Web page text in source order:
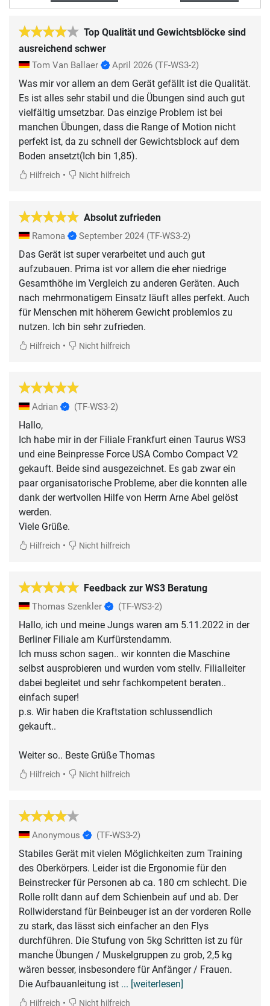
Top Qualität und Gewichtsblöcke sind
ausreichend schwer
Tom Van Ballaer April 2026 (TF-WS3-2)
Was mir vor allem an dem Gerät gefällt ist die Qualität.
Es ist alles sehr stabil und die Übungen sind auch gut
vielfältig umsetzbar. Das einzige Problem ist bei
manchen Übungen, dass die Range of Motion nicht
perfekt ist, da zu schnell der Gewichtsblock auf dem
Boden ansetzt(Ich bin 1,85).
Hilfreich • Nicht hilfreich
Absolut zufrieden
Ramona September 2024 (TF-WS3-2)
Das Gerät ist super verarbeitet und auch gut
aufzubauen. Prima ist vor allem die eher niedrige
Gesamthöhe im Vergleich zu anderen Geräten. Auch
nach mehrmonatigem Einsatz läuft alles perfekt. Auch
für Menschen mit höherem Gewicht problemlos zu
nutzen. Ich bin sehr zufrieden.
Hilfreich • Nicht hilfreich
Adrian (TF-WS3-2)
Hallo,
Ich habe mir in der Filiale Frankfurt einen Taurus WS3
und eine Beinpresse Force USA Combo Compact V2
gekauft. Beide sind ausgezeichnet. Es gab zwar ein
paar organisatorische Probleme, aber die konnten alle
dank der wertvollen Hilfe von Herrn Arne Abel gelöst
werden.
Viele Grüße.
Hilfreich • Nicht hilfreich
Feedback zur WS3 Beratung
Thomas Szenkler (TF-WS3-2)
Hallo, ich und meine Jungs waren am 5.11.2022 in der
Berliner Filiale am Kurfürstendamm.
Ich muss schon sagen.. wir konnten die Maschine
selbst ausprobieren und wurden vom stellv. Filialleiter
dabei begleitet und sehr fachkompetent beraten..
einfach super!
p.s. Wir haben die Kraftstation schlussendlich
gekauft..
Weiter so.. Beste Grüße Thomas
Hilfreich • Nicht hilfreich
Anonymous (TF-WS3-2)
Stabiles Gerät mit vielen Möglichkeiten zum Training
des Oberkörpers. Leider ist die Ergonomie für den
Beinstrecker für Personen ab ca. 180 cm schlecht. Die
Rolle rollt dann auf dem Schienbein auf und ab. Der
Rollwiderstand für Beinbeuger ist an der vorderen Rolle
zu stark, das lässt sich einfacher an den Flys
durchführen. Die Stufung von 5kg Schritten ist zu für
manche Übungen / Muskelgruppen zu grob, 2,5 kg
wären besser, insbesondere für Anfänger / Frauen.
Die Aufbauanleitung ist ... [weiterlesen]
Hilfreich • Nicht hilfreich